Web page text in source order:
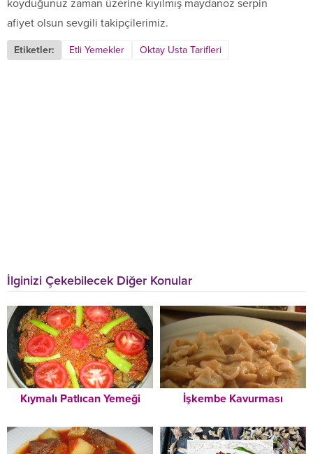
koyduğunuz zaman üzerine kıyılmış maydanoz serpin
afiyet olsun sevgili takipçilerimiz.
Etiketler: Etli Yemekler Oktay Usta Tarifleri
İlginizi Çekebilecek Diğer Konular
Kıymalı Patlıcan Yemeği İşkembe Kavurması